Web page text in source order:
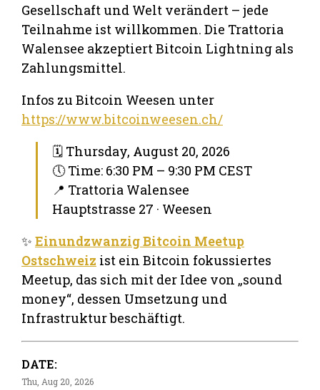
Gesellschaft und Welt verändert – jede
Teilnahme ist willkommen. Die Trattoria
Walensee akzeptiert Bitcoin Lightning als
Zahlungsmittel.
Infos zu Bitcoin Weesen unter
https://www.bitcoinweesen.ch/
🗓 Thursday, August 20, 2026
🕔 Time: 6:30 PM – 9:30 PM CEST
📍 Trattoria Walensee
Hauptstrasse 27 · Weesen
✨ Einundzwanzig Bitcoin Meetup
Ostschweiz ist ein Bitcoin fokussiertes
Meetup, das sich mit der Idee von „sound
money“, dessen Umsetzung und
Infrastruktur beschäftigt.
DATE:
Thu, Aug 20, 2026